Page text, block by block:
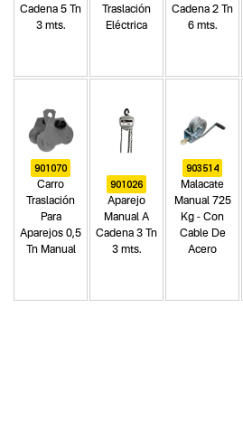
Cadena 5 Tn
3 mts.
Traslación
Eléctrica
Cadena 2 Tn
6 mts.
901070
Carro
Traslación
Para
Aparejos 0,5
Tn Manual
901026
Aparejo
Manual A
Cadena 3 Tn
3 mts.
903514
Malacate
Manual 725
Kg - Con
Cable De
Acero